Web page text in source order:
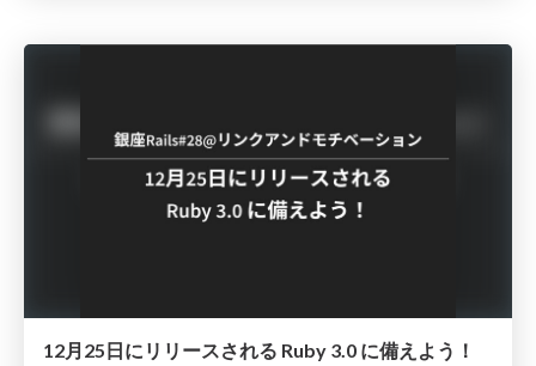
12月25日にリリースされる Ruby 3.0 に備えよう！